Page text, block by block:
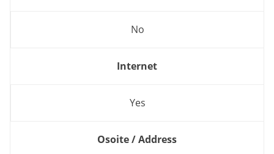
No
Internet
Yes
Osoite / Address